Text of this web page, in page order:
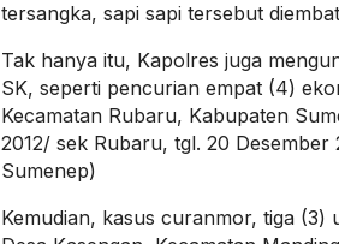
tersangka, sapi sapi tersebut
Tak hanya itu, Kapolres juga
SK, seperti pencurian empat (4)
Kecamatan Rubaru, Kabupaten
2012/ sek Rubaru, tgl. 20 Desember
Sumenep)
Kemudian, kasus curanmor, tiga (3)